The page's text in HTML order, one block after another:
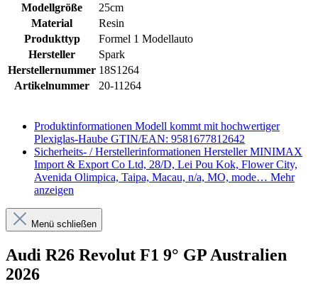
Modellgröße
25cm
Material
Resin
Produkttyp
Formel 1 Modellauto
Hersteller
Spark
Herstellernummer 18S1264
Artikelnummer
20-11264
Produktinformationen Modell kommt mit hochwertiger
Plexiglas-Haube GTIN/EAN: 9581677812642
Sicherheits- / Herstellerinformationen Hersteller MINIMAX
Import & Export Co Ltd, 28/D, Lei Pou Kok, Flower City,
Avenida Olimpica, Taipa, Macau, n/a, MO, mode… Mehr
anzeigen
Menü schließen
Audi R26 Revolut F1 9° GP Australien
2026